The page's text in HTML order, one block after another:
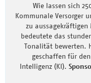
Wie lassen sich
Kommunale Versorger
zu aussagekräftigen
bedeutete das
Tonalität bewerten.
geschaffen für
Intelligenz (KI).